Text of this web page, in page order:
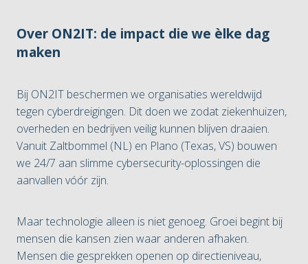
Over ON2IT: de impact die we èlke dag
maken
Bij ON2IT beschermen we organisaties wereldwijd
tegen cyberdreigingen. Dit doen we zodat ziekenhuizen,
overheden en bedrijven veilig kunnen blijven draaien.
Vanuit Zaltbommel (NL) en Plano (Texas, VS) bouwen
we 24/7 aan slimme cybersecurity-oplossingen die
aanvallen vóór zijn.
Maar technologie alleen is niet genoeg. Groei begint bij
mensen die kansen zien waar anderen afhaken.
Mensen die gesprekken openen op directieniveau,